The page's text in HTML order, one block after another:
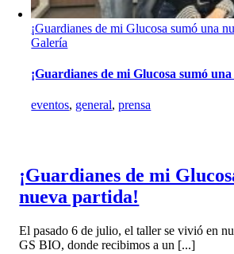
¡Guardianes de mi Glucosa sumó una
Galería
¡Guardianes de mi Glucosa sumó
eventos, general,prensa
¡Guardianes de mi
nueva partida!
El pasado 6 de julio, el taller se vivió en
GS BIO, donde recibimos a un [...]